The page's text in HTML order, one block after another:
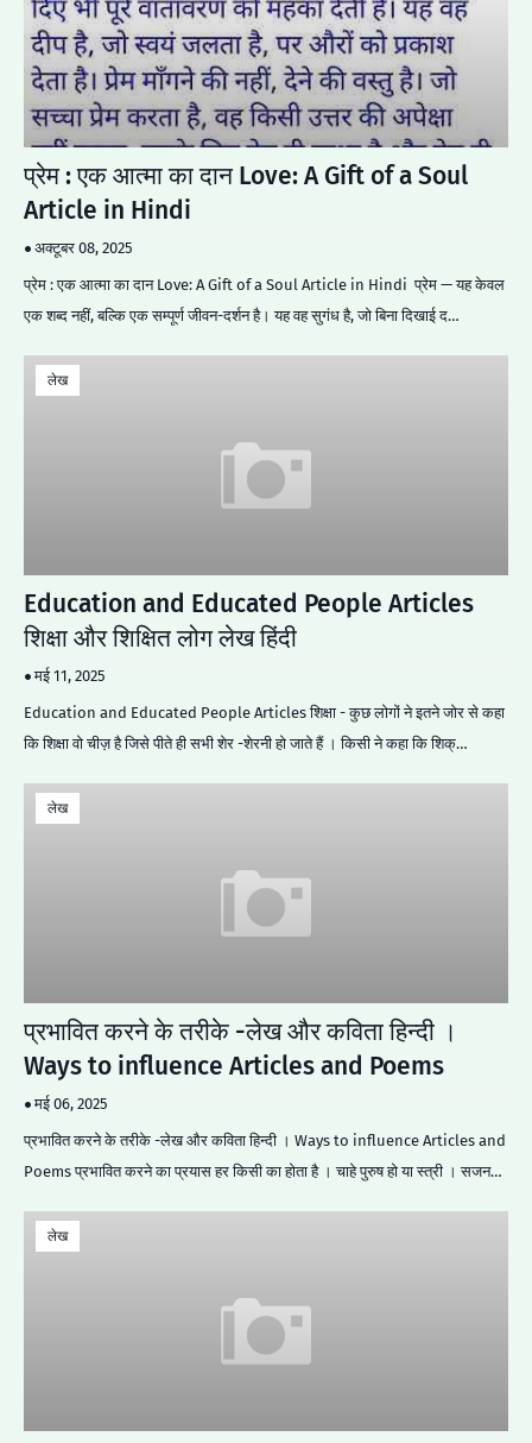
प्रेम : एक आत्मा का दान Love: A Gift of a Soul
Article in Hindi
अक्टूबर 08, 2025
प्रेम : एक आत्मा का दान Love: A Gift of a Soul Article in Hindi प्रेम — यह केवल
एक शब्द नहीं, बल्कि एक सम्पूर्ण जीवन-दर्शन है। यह वह सुगंध है, जो बिना दिखाई द…
लेख
Education and Educated People Articles
शिक्षा और शिक्षित लोग लेख हिंदी
मई 11, 2025
Education and Educated People Articles शिक्षा - कुछ लोगों ने इतने जोर से कहा
कि शिक्षा वो चीज़ है जिसे पीते ही सभी शेर -शेरनी हो जाते हैं । किसी ने कहा कि शिक्…
लेख
प्रभावित करने के तरीके -लेख और कविता हिन्दी ।
Ways to influence Articles and Poems
मई 06, 2025
प्रभावित करने के तरीके -लेख और कविता हिन्दी । Ways to influence Articles and
Poems प्रभावित करने का प्रयास हर किसी का होता है । चाहे पुरुष हो या स्त्री । सजन…
लेख